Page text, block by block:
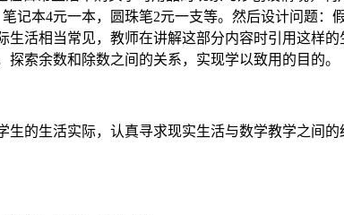
记本4元一本，圆珠笔2元一支等。然后设计问题
活相当常见，教师在讲解这部分内容时引用这样
索余数和除数之间的关系，实现学以致用的目的。
的生活实际，认真寻求现实生活与数学教学之间